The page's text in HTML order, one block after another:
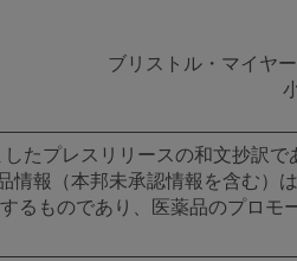
ブリストル・マイヤ
たプレスリリースの和文抄訳で
報（本邦未承認情報を含む）
るものであり、医薬品のプロモ